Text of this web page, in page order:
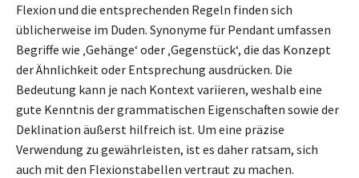
Flexion und die entsprechenden Regeln finden sich
üblicherweise im Duden. Synonyme für Pendant umfassen
Begriffe wie ‚Gehänge‘ oder ‚Gegenstück‘, die das Konzept
der Ähnlichkeit oder Entsprechung ausdrücken. Die
Bedeutung kann je nach Kontext variieren, weshalb eine
gute Kenntnis der grammatischen Eigenschaften sowie der
Deklination äußerst hilfreich ist. Um eine präzise
Verwendung zu gewährleisten, ist es daher ratsam, sich
auch mit den Flexionstabellen vertraut zu machen.